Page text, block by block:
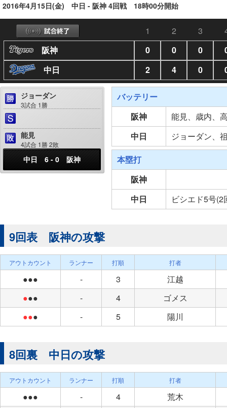
2016年4月15日(金) 中日 - 阪神 4回戦 18時00分開始
1 2 3
阪神
0 0 0
中日
2 4 0
ジョーダン
3試合 1勝
能見
4試合 1勝 2敗
中日 6 - 0 阪神
バッテリー
阪神
能見、歳内、
中日
ジョーダン、
本塁打
阪神
中日
ビシエド5号(2
9回表 阪神の攻撃
アウトカウント ランナー 打順 打者
●●● - 3
江越
●●● - 4
ゴメス
●●● - 5 陽川
8回裏 中日の攻撃
アウトカウント ランナー 打順 打者
●●● - 4
荒木